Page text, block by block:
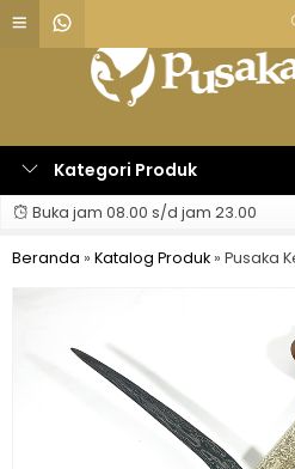
Kategori Produk
Buka jam 08.00 s/d jam 23.00
Beranda » Katalog Produk » Pusaka